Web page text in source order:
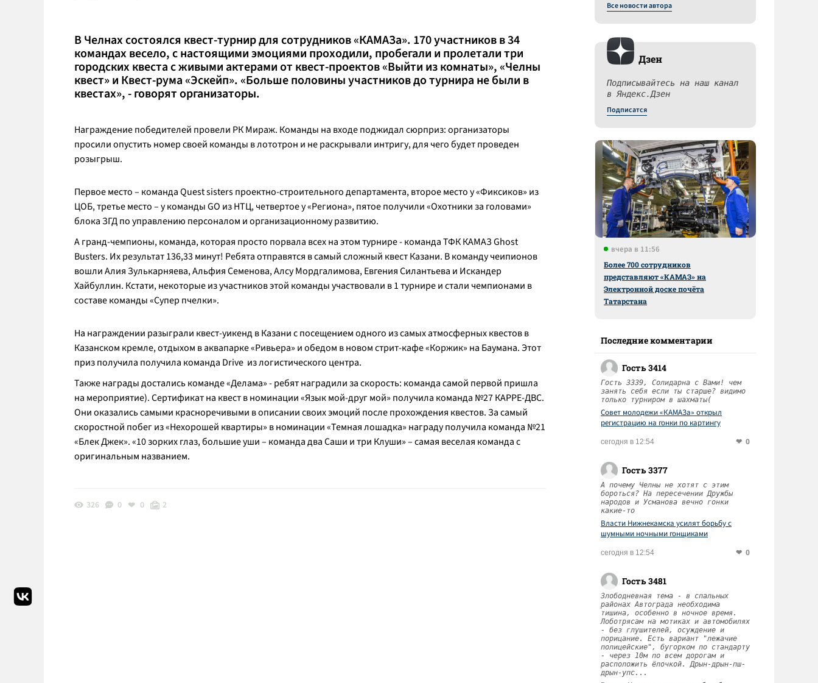
В Челнах состоялся квест-турнир для сотрудников «КАМАЗа». 170 участников в 34
командах весело, с настоящими эмоциями проходили, пробегали и пролетали три
городских квеста с живыми актерами от квест-проектов «Выйти из комнаты», «Челны
квест» и Квест-рума «Эскейп». «Больше половины участников до турнира не были в
квестах», - говорят организаторы.
Награждение победителей провели РК Мираж. Команды на входе поджидал сюрприз: организаторы
просили опустить номер своей команды в лототрон и не раскрывали интригу, для чего будет проведен
розыгрыш.
Первое место – команда Quest sisters проектно-строительного департамента, второе место у «Фиксиков» из
ЦОБ, третье место – у команды GO из НТЦ, четвертое у «Региона», пятое получили «Охотники за головами»
блока ЗГД по управлению персоналом и организационному развитию.
А гранд-чемпионы, команда, которая просто порвала всех на этом турнире - команда ТФК КАМАЗ Ghost
Busters. Их результат 136,33 минут! Ребята отправятся в самый сложный квест Казани. В команду чеипионов
вошли Алия Зулькарняева, Альфия Семенова, Алсу Мордгалимова, Евгения Силантьева и Искандер
Хайбуллин. Кстати, некоторые из участников этой команды участвовали в 1 турнире и стали чемпионами в
составе команды «Супер пчелки».
На награждении разыграли квест-уикенд в Казани с посещением одного из самых атмосферных квестов в
Казанском кремле, отдыхом в аквапарке «Ривьера» и обедом в новом стрит-кафе «Коржик» на Баумана. Этот
приз получила получила команда Drive из логистического центра.
Также награды достались команде «Делама» - ребят наградили за скорость: команда самой первой пришла
на мероприятие). Сертификат на квест в номинации «Язык мой-друг мой» получила команда №27 КАРРЕ-ДВС.
Они оказались самыми красноречивыми в описании своих эмоций после прохождения квестов. За самый
скоростной побег из «Нехорошей квартиры» в номинации «Темная лошадка» награду получила команда №21
«Блек Джек». «10 зорких глаз, большие уши – команда два Саши и три Клуши» – самая веселая команда с
оригинальным названием.
326 0 0 2
Все новости автора
Дзен
Подписывайтесь на наш канал
в Яндекс.Дзен
Подписатся
вчера в 11:56
Более 700 сотрудников
представляют «КАМАЗ» на
Электронной доске почёта
Татарстана
Последние комментарии
Гость 3414
Гость 3339, Солидарна с Вами! чем
занять себя если ты старше? видимо
только турниром в шахматы(
Совет молодежи «КАМАЗа» открыл
регистрацию на гонки по картингу
сегодня в 12:54 0
Гость 3377
А почему Челны не хотят с этим
бороться? На пересечении Дружбы
народов и Усманова вечно гонки
какие-то
Власти Нижнекамска усилят борьбу с
шумными ночными гонщиками
сегодня в 12:54 0
Гость 3481
Злободневная тема - в спальных
районах Автограда необходима
тишина, особенно в ночное время.
Лоботрясам на мотиках и автомобилях
- без глушителей, осуждение и
порицание. Есть вариант "лежачие
полицейские", бугорком по стандарту
- через 10м по всем дорогам и
расположить ёлочкой. Дрын-дрын-пш-
дрын-упс...